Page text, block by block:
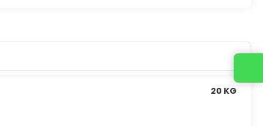
20 KG
Kontaktirajte nas